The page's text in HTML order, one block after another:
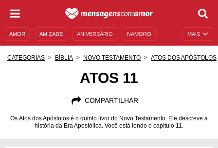
MAIS
AMOR AMIZADE ANIVERSÁRIO NAMORO
CATEGORIAS BÍBLIA NOVO TESTAMENTO ATOS DOS APÓSTOLOS
ATOS 11
COMPARTILHAR
Os Atos dos Apóstolos é o quinto livro do Novo Testamento. Ele descreve a
história da Era Apostólica. Você está lendo o capítulo 11.